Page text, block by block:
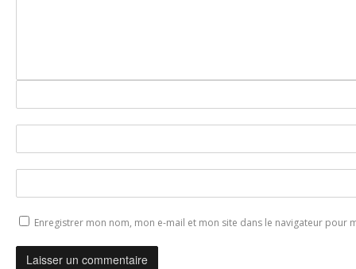
Enregistrer mon nom, mon e-mail et mon site dans le navigateur pour